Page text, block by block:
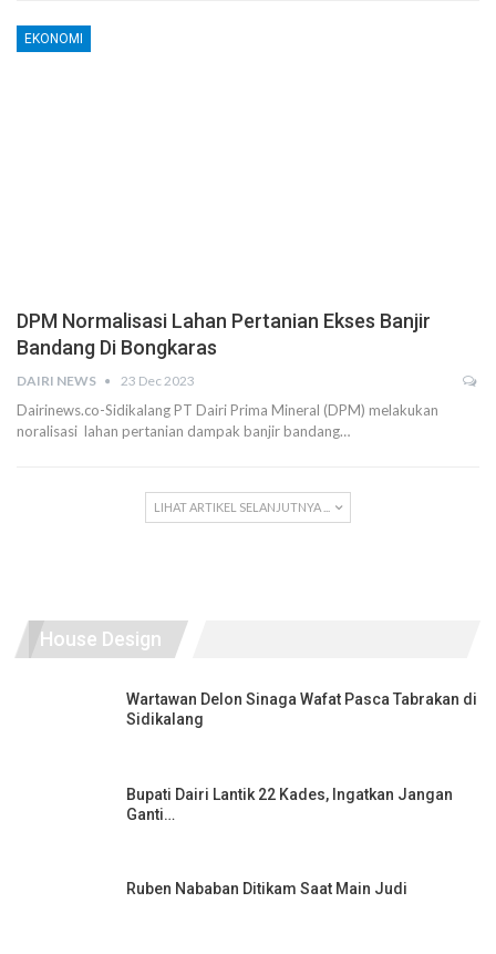
EKONOMI
DPM Normalisasi Lahan Pertanian Ekses Banjir
Bandang Di Bongkaras
DAIRI NEWS 23 Dec 2023
Dairinews.co-Sidikalang PT Dairi Prima Mineral (DPM) melakukan
noralisasi lahan pertanian dampak banjir bandang…
LIHAT ARTIKEL SELANJUTNYA ...
House Design
Wartawan Delon Sinaga Wafat Pasca Tabrakan di
Sidikalang
Bupati Dairi Lantik 22 Kades, Ingatkan Jangan
Ganti…
Ruben Nababan Ditikam Saat Main Judi